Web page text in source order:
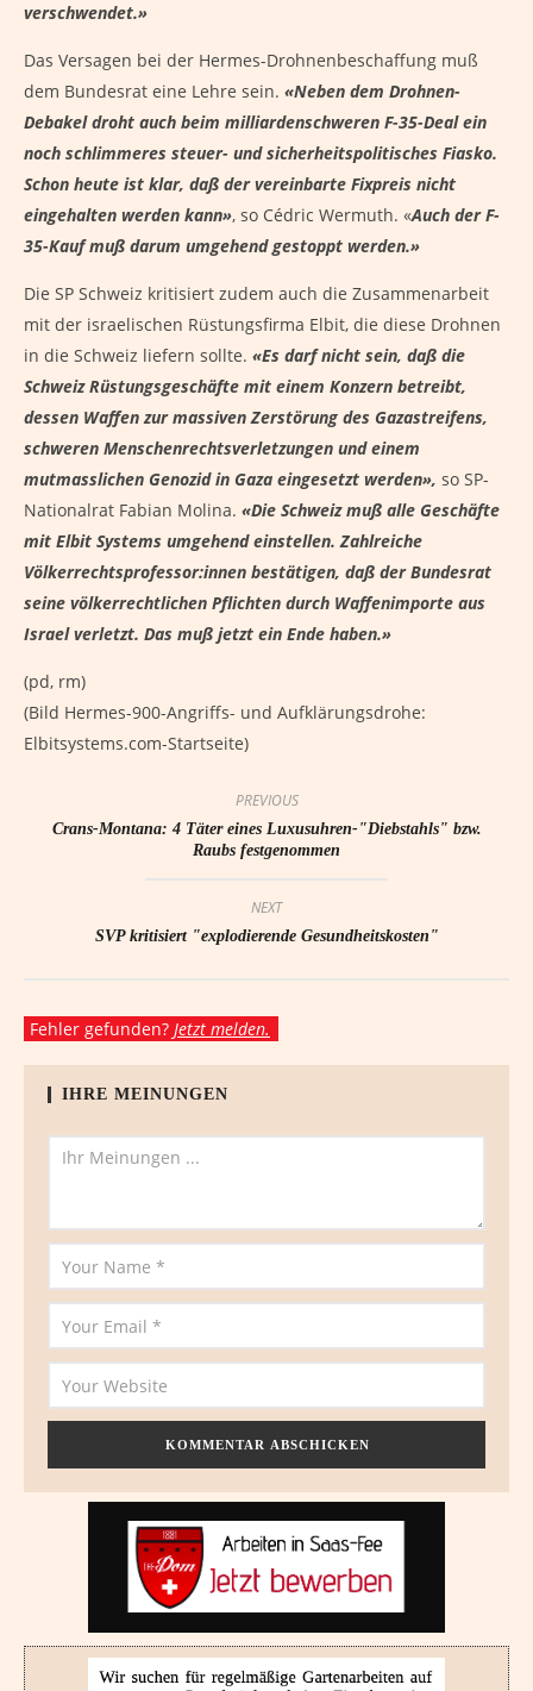
verschwendet.»
Das Versagen bei der Hermes-Drohnenbeschaffung muß
dem Bundesrat eine Lehre sein. «Neben dem Drohnen-
Debakel droht auch beim milliardenschweren F-35-Deal ein
noch schlimmeres steuer- und sicherheitspolitisches Fiasko.
Schon heute ist klar, daß der vereinbarte Fixpreis nicht
eingehalten werden kann», so Cédric Wermuth. «Auch der F-
35-Kauf muß darum umgehend gestoppt werden.»
Die SP Schweiz kritisiert zudem auch die Zusammenarbeit
mit der israelischen Rüstungsfirma Elbit, die diese Drohnen
in die Schweiz liefern sollte. «Es darf nicht sein, daß die
Schweiz Rüstungsgeschäfte mit einem Konzern betreibt,
dessen Waffen zur massiven Zerstörung des Gazastreifens,
schweren Menschenrechtsverletzungen und einem
mutmasslichen Genozid in Gaza eingesetzt werden», so SP-
Nationalrat Fabian Molina. «Die Schweiz muß alle Geschäfte
mit Elbit Systems umgehend einstellen. Zahlreiche
Völkerrechtsprofessor:innen bestätigen, daß der Bundesrat
seine völkerrechtlichen Pflichten durch Waffenimporte aus
Israel verletzt. Das muß jetzt ein Ende haben.»
(pd, rm)
(Bild Hermes-900-Angriffs- und Aufklärungsdrohe:
Elbitsystems.com-Startseite)
PREVIOUS
Crans-Montana: 4 Täter eines Luxusuhren-"Diebstahls" bzw.
Raubs festgenommen
NEXT
SVP kritisiert "explodierende Gesundheitskosten"
Fehler gefunden? Jetzt melden.
IHRE MEINUNGEN